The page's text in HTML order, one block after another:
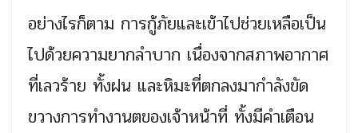
อย่างไรก็ตาม การกู้ภัยและเข้าไปช่วยเหลือเป็น
ไปด้วยความยากลำบาก เนื่องจากสภาพอากาศ
ที่เลวร้าย ทั้งฝน และหิมะที่ตกลงมากำลังขัด
ขวางการทำงานตของเจ้าหน้าที่ ทั้งมีคำเตือน